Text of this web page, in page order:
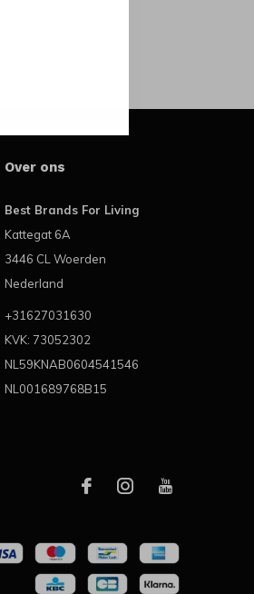
Over ons
Best Brands For Living
Kattegat 6A
3446 CL Woerden
Nederland
+31627031630
KVK: 73052302
NL59KNAB0604541546
NL001689768B15